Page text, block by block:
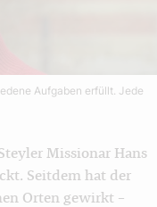
Aufgaben erfüllt. Jede
Missionar Hans
Seitdem hat der
Orten gewirkt –